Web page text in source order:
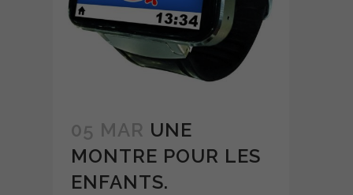
05 MAR UNE
MONTRE POUR LES
ENFANTS.